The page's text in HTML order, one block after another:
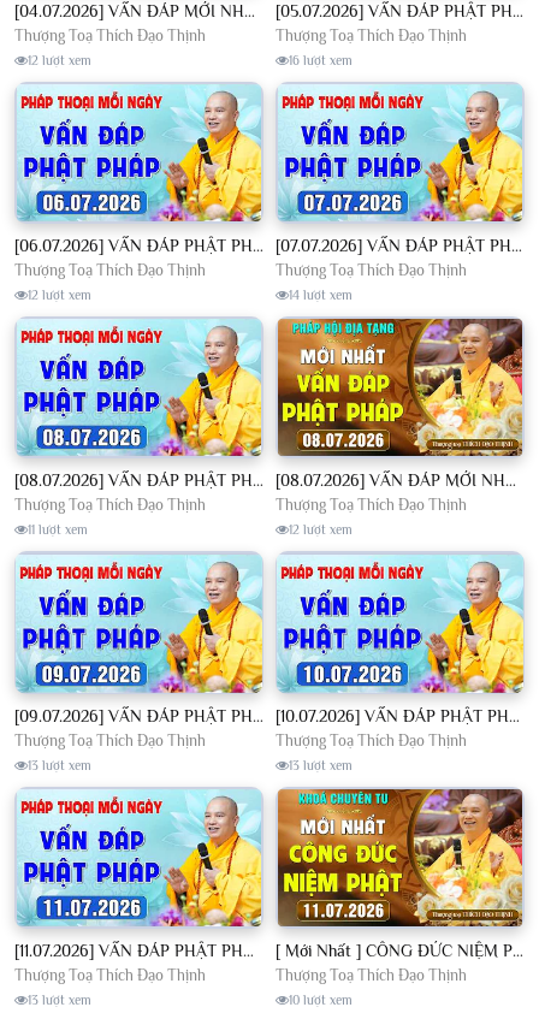
[04.07.2026] VẤN ĐÁP MỚI NHẤT - Pháp Hội Địa Tạng Chùa Khai Nguyên | TT. Thích Đạo Thịnh
Thượng Toạ Thích Đạo Thịnh
12 lượt xem
[05.07.2026] VẤN ĐÁP PHẬT PHÁP - Nghe Thầy giảng Pháp mỗi ngày CÔNG ĐỨC VÔ LƯỢNG│TT. Thích Đạo Thịnh
Thượng Toạ Thích Đạo Thịnh
16 lượt xem
[06.07.2026] VẤN ĐÁP PHẬT PHÁP - Nghe Thầy giảng Pháp mỗi ngày CÔNG ĐỨC VÔ LƯỢNG│TT. Thích Đạo Thịnh
Thượng Toạ Thích Đạo Thịnh
12 lượt xem
[07.07.2026] VẤN ĐÁP PHẬT PHÁP - Nghe Thầy giảng Pháp mỗi ngày CÔNG ĐỨC VÔ LƯỢNG│TT. Thích Đạo Thịnh
Thượng Toạ Thích Đạo Thịnh
14 lượt xem
[08.07.2026] VẤN ĐÁP PHẬT PHÁP - Nghe Thầy giảng Pháp mỗi ngày CÔNG ĐỨC VÔ LƯỢNG│TT. Thích Đạo Thịnh
Thượng Toạ Thích Đạo Thịnh
11 lượt xem
[08.07.2026] VẤN ĐÁP MỚI NHẤT - Pháp Hội Địa Tạng Chùa Khai Nguyên | TT. Thích Đạo Thịnh
Thượng Toạ Thích Đạo Thịnh
12 lượt xem
[09.07.2026] VẤN ĐÁP PHẬT PHÁP - Nghe Thầy giảng Pháp mỗi ngày CÔNG ĐỨC VÔ LƯỢNG│TT. Thích Đạo Thịnh
Thượng Toạ Thích Đạo Thịnh
13 lượt xem
[10.07.2026] VẤN ĐÁP PHẬT PHÁP - Nghe Thầy giảng Pháp mỗi ngày CÔNG ĐỨC VÔ LƯỢNG│TT. Thích Đạo Thịnh
Thượng Toạ Thích Đạo Thịnh
13 lượt xem
[11.07.2026] VẤN ĐÁP PHẬT PHÁP - Nghe Thầy giảng Pháp mỗi ngày CÔNG ĐỨC VÔ LƯỢNG│TT. Thích Đạo Thịnh
Thượng Toạ Thích Đạo Thịnh
13 lượt xem
[ Mới Nhất ] CÔNG ĐỨC NIỆM PHẬT - Khoá Chuyên Tu Chùa Khai Nguyên 11/07/2026 | TT. Thích Đạo Thịnh
Thượng Toạ Thích Đạo Thịnh
10 lượt xem